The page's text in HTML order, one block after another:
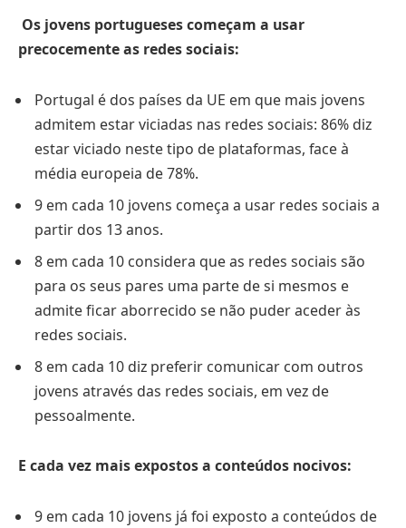
Os jovens portugueses começam a usar
precocemente as redes sociais:
Portugal é dos países da UE em que mais jovens
admitem estar viciadas nas redes sociais: 86% diz
estar viciado neste tipo de plataformas, face à
média europeia de 78%.
9 em cada 10 jovens começa a usar redes sociais a
partir dos 13 anos.
8 em cada 10 considera que as redes sociais são
para os seus pares uma parte de si mesmos e
admite ficar aborrecido se não puder aceder às
redes sociais.
8 em cada 10 diz preferir comunicar com outros
jovens através das redes sociais, em vez de
pessoalmente.
E cada vez mais expostos a conteúdos nocivos:
9 em cada 10 jovens já foi exposto a conteúdos de